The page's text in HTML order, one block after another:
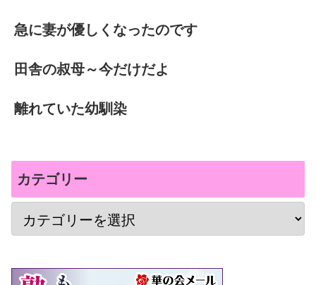
急に妻が優しくなったのです
田舎の叔母～今だけだよ
離れていた幼馴染
カテゴリー